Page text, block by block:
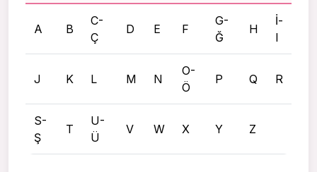
A B
C-
Ç
D E F
G-
Ğ
H
İ-
I
J K L M N
O-
Ö
P Q R
S-
Ş
T
U-
Ü
V W X Y Z